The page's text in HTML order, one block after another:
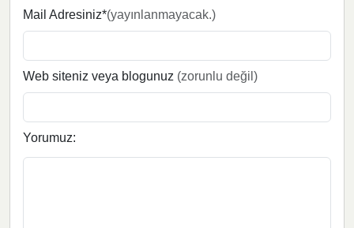
Mail Adresiniz*(yayınlanmayacak.)
Web siteniz veya blogunuz (zorunlu değil)
Yorumuz: